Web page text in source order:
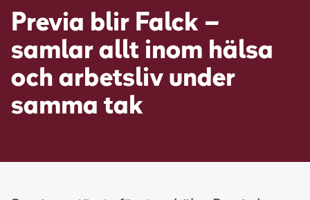
Previa blir Falck –
samlar allt inom hälsa
och arbetsliv under
samma tak